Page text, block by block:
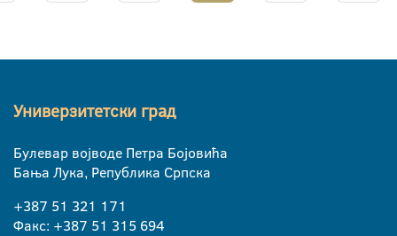
Универзитетски град
Булевар војводе Петра Бојовића
Бања Лука, Република Српска
+387 51 321 171
Факс: +387 51 315 694